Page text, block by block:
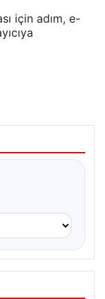
için adım, e-